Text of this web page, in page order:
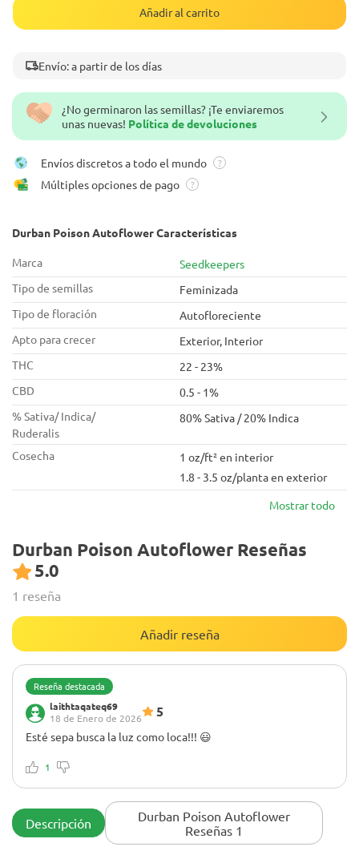
¿No germinaron las semillas? ¡Te enviaremos
unas nuevas! Política de devoluciones
Envíos discretos a todo el mundo ?
Múltiples opciones de pago ?
Durban Poison Autoflower Características
Marca
Seedkeepers
Tipo de semillas
Feminizada
Tipo de floración
Autofloreciente
Apto para crecer
Exterior, Interior
THC
22 - 23%
CBD
0.5 - 1%
% Sativa/ Indica/
Ruderalis
80% Sativa / 20% Indica
Cosecha
1 oz/ft² en interior
1.8 - 3.5 oz/planta en exterior
Mostrar todo
Durban Poison Autoflower Reseñas
5.0
1 reseña
Añadir reseña
Reseña destacada
laithtaqateq69
18 de Enero de 2026
5
Esté sepa busca la luz como loca!!! 😃
1
Descripción
Durban Poison Autoflower
Reseñas 1
Añadir al carrito
Envío: a partir de los días